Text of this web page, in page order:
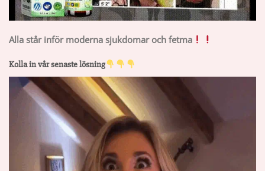
Alla står inför moderna sjukdomar och fetma
Kolla in vår senaste lösning